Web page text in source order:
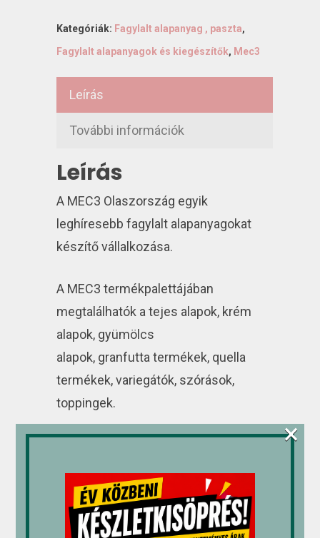
Kategóriák: Fagylalt alapanyag , paszta,
Fagylalt alapanyagok és kiegészítők, Mec3
Leírás
További információk
Leírás
A MEC3 Olaszország egyik
leghíresebb fagylalt alapanyagokat
készítő vállalkozása.
A MEC3 termékpalettájában
megtalálhatók a tejes alapok, krém
alapok, gyümölcs
alapok, granfutta termékek, quella
termékek, variegátók, szórások,
toppingek.
Kapcsolódó termékek
×